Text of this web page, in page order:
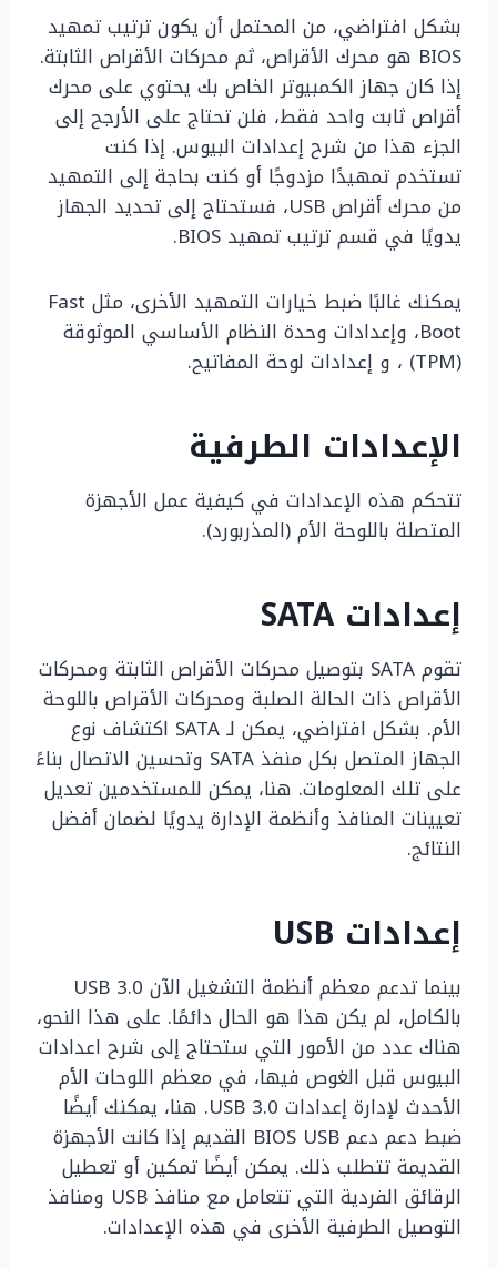
بشكل افتراضي، من المحتمل أن يكون ترتيب تمهيد
BIOS هو محرك الأقراص، ثم محركات الأقراص الثابتة.
إذا كان جهاز الكمبيوتر الخاص بك يحتوي على محرك
أقراص ثابت واحد فقط، فلن تحتاج على الأرجح إلى
الجزء هذا من شرح إعدادات البيوس. إذا كنت
تستخدم تمهيدًا مزدوجًا أو كنت بحاجة إلى التمهيد
من محرك أقراص USB، فستحتاج إلى تحديد الجهاز
يدويًا في قسم ترتيب تمهيد BIOS.
يمكنك غالبًا ضبط خيارات التمهيد الأخرى، مثل Fast
Boot، وإعدادات وحدة النظام الأساسي الموثوقة
(TPM) ، و إعدادات لوحة المفاتيح.
الإعدادات الطرفية
تتحكم هذه الإعدادات في كيفية عمل الأجهزة
المتصلة باللوحة الأم (المذربورد).
إعدادات SATA
تقوم SATA بتوصيل محركات الأقراص الثابتة ومحركات
الأقراص ذات الحالة الصلبة ومحركات الأقراص باللوحة
الأم. بشكل افتراضي، يمكن لـ SATA اكتشاف نوع
الجهاز المتصل بكل منفذ SATA وتحسين الاتصال بناءً
على تلك المعلومات. هنا، يمكن للمستخدمين تعديل
تعيينات المنافذ وأنظمة الإدارة يدويًا لضمان أفضل
النتائج.
إعدادات USB
بينما تدعم معظم أنظمة التشغيل الآن USB 3.0
بالكامل، لم يكن هذا هو الحال دائمًا. على هذا النحو،
هناك عدد من الأمور التي ستحتاج إلى شرح اعدادات
البيوس قبل الغوص فيها، في معظم اللوحات الأم
الأحدث لإدارة إعدادات USB 3.0. هنا، يمكنك أيضًا
ضبط دعم دعم BIOS USB القديم إذا كانت الأجهزة
القديمة تتطلب ذلك. يمكن أيضًا تمكين أو تعطيل
الرقائق الفردية التي تتعامل مع منافذ USB ومنافذ
التوصيل الطرفية الأخرى في هذه الإعدادات.